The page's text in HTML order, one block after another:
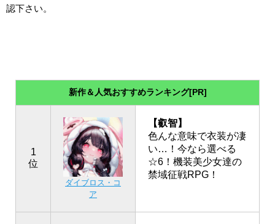
認下さい。
新作＆人気おすすめランキング[PR]
1
位
ダイブロス・コ
ア
【叡智】
色んな意味で衣装が凄
い…！今なら選べる
☆6！機装美少女達の
禁域征戦RPG！